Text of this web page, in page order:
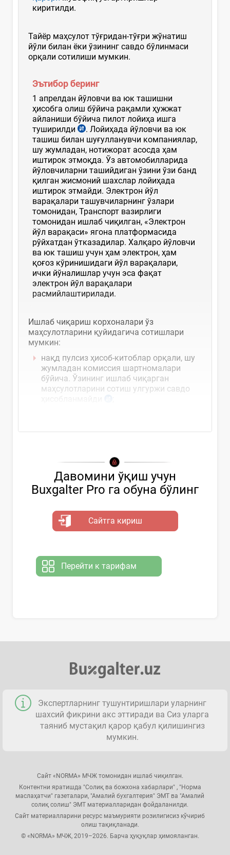
киритилди.
Тайёр маҳсулот тўғридан-тўғри жўнатиш
йўли билан ёки ўзининг савдо бўлинмаси
орқали сотилиши мумкин.
Эътибор беринг
1 апрелдан йўловчи ва юк ташишни
ҳисобга олиш бўйича рақамли ҳужжат
айланиши бўйича пилот лойиҳа ишга
туширилди
. Лойиҳада йўловчи ва юк
ташиш билан шуғулланувчи компаниялар,
шу жумладан, нотижорат асосда ҳам
иштирок этмоқда. Ўз автомобилларида
йўловчиларни ташийдиган ўзини ўзи банд
қилган жисмоний шахслар лойиҳада
иштирок этмайди. Электрон йўл
варақалари ташувчиларнинг ўзлари
томонидан, Транспорт вазирлиги
томонидан ишлаб чиқилган, «Электрон
йўл варақаси» ягона платформасида
рўйхатдан ўтказадилар. Халқаро йўловчи
ва юк ташиш учун ҳам электрон, ҳам
қоғоз кўринишидаги йўл варақалари,
ички йўналишлар учун эса фақат
электрон йўл варақалари
расмийлаштирилади.
Ишлаб чиқариш корхоналари ўз
маҳсулотларини қуйидагича сотишлари
мумкин:
нақд пулсиз ҳисоб-китоблар орқали, шу
жумладан комиссия шартномалари
бўйича. Ўзининг ишлаб чиқарган
маҳсулотларини сотиш улгуржи савдо
Давомини ўқиш учун
Buxgalter Pro га обуна бўлинг
Сайтга кириш
Перейти к тарифам
Экспертларнинг тушунтиришлари уларнинг
шахсий фикрини акс эттиради ва Сиз уларга
таяниб мустақил қарор қабул қилишингиз
мумкин.
Сайт «NORMA» МЧЖ томонидан ишлаб чиқилган.
Контентни яратишда "Солиқ ва божхона хабарлари" , "Норма
маслаҳатчи" газеталари, "Амалий бухгалтерия" ЭМТ ва "Амалий
солиқ солиш" ЭМТ материалларидан фойдаланилди.
Сайт материалларини ресурс маъмурияти розилигисиз кўчириб
олиш тақиқланади.
© «NORMA» МЧЖ, 2019–2026. Барча ҳуқуқлар ҳимояланган.